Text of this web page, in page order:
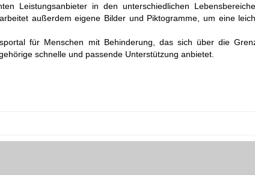
Leistungsanbieter in den unterschiedlichen
außerdem eigene Bilder und Piktogramme, um eine
für Menschen mit Behinderung, das sich über die
schnelle und passende Unterstützung anbietet.